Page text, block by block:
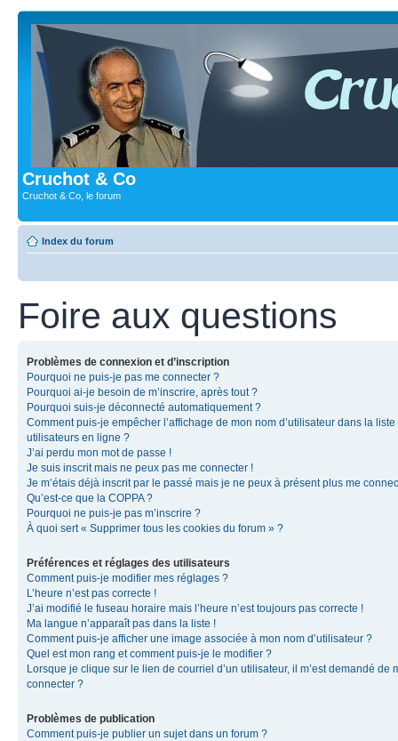
Cruchot & Co
Cruchot & Co, le forum
Index du forum
Foire aux questions
Problèmes de connexion et d’inscription
Pourquoi ne puis-je pas me connecter ?
Pourquoi ai-je besoin de m’inscrire, après tout ?
Pourquoi suis-je déconnecté automatiquement ?
Comment puis-je empêcher l’affichage de mon nom d’utilisateur dans la liste
utilisateurs en ligne ?
J’ai perdu mon mot de passe !
Je suis inscrit mais ne peux pas me connecter !
Je m’étais déjà inscrit par le passé mais je ne peux à présent plus me
Qu’est-ce que la COPPA ?
Pourquoi ne puis-je pas m’inscrire ?
À quoi sert « Supprimer tous les cookies du forum » ?
Préférences et réglages des utilisateurs
Comment puis-je modifier mes réglages ?
L’heure n’est pas correcte !
J’ai modifié le fuseau horaire mais l’heure n’est toujours pas correcte !
Ma langue n’apparaît pas dans la liste !
Comment puis-je afficher une image associée à mon nom d’utilisateur ?
Quel est mon rang et comment puis-je le modifier ?
Lorsque je clique sur le lien de courriel d’un utilisateur, il m’est demandé de
connecter ?
Problèmes de publication
Comment puis-je publier un sujet dans un forum ?